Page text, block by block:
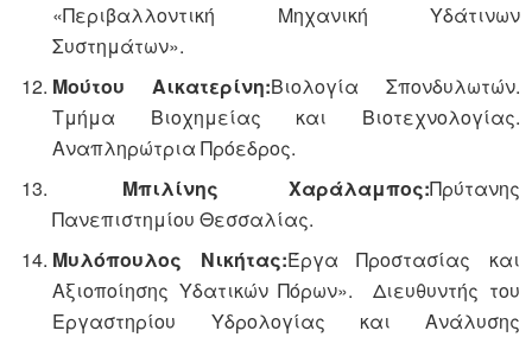
«Περιβαλλοντική Μηχανική Υδάτινων
Συστημάτων».
Μούτου Αικατερίνη:Βιολογία Σπονδυλωτών.
Τμήμα Βιοχημείας και Βιοτεχνολογίας.
Αναπληρώτρια Πρόεδρος.
Μπιλίνης Χαράλαμπος:Πρύτανης
Πανεπιστημίου Θεσσαλίας.
Μυλόπουλος Νικήτας:Έργα Προστασίας και
Αξιοποίησης Υδατικών Πόρων». Διευθυντής του
Εργαστηρίου Υδρολογίας και Ανάλυσης